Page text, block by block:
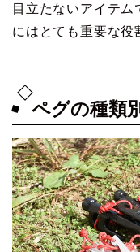
目立たないアイテ
にはとても重要な役
ペグの種類